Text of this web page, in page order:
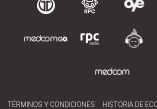
TÉRMINOS Y CONDICIONES HISTORIA DE